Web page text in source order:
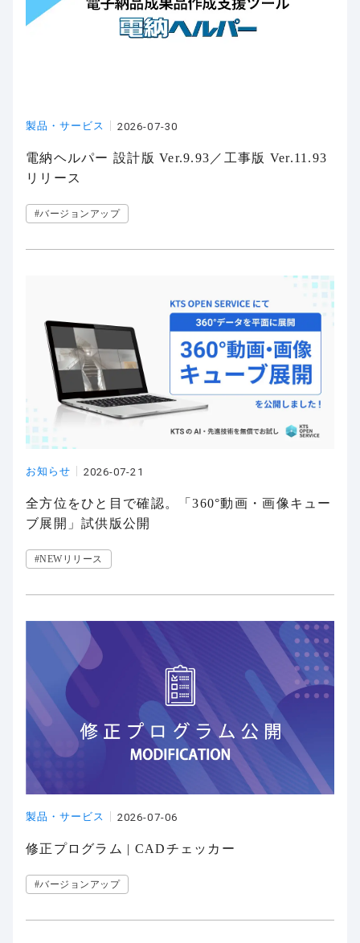
製品・サービス 2026-07-30
電納ヘルパー 設計版 Ver.9.93／工事版 Ver.11.93
リリース
#バージョンアップ
お知らせ 2026-07-21
全方位をひと目で確認。「360°動画・画像キュー
ブ展開」試供版公開
#NEWリリース
製品・サービス 2026-07-06
修正プログラム | CADチェッカー
#バージョンアップ